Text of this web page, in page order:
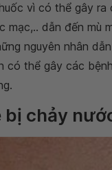
vì có thể gây
mạc,.. dẫn đến mù
nguyên nhân
thể gây các
bị chảy